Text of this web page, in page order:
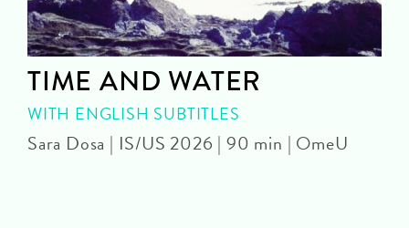
TIME AND WATER
WITH ENGLISH SUBTITLES
Sara Dosa | IS/US 2026 | 90 min | OmeU